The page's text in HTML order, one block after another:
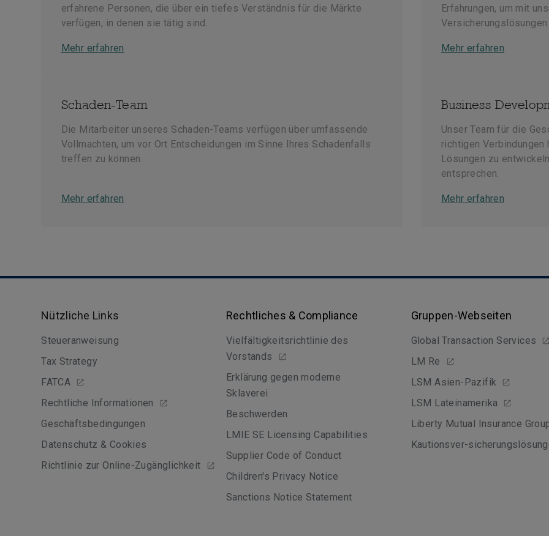
erfahrene Personen, die über ein tiefes Verständnis für die Märkte
verfügen, in denen sie tätig sind.
Mehr erfahren
Erfahrungen, um mit
Mehr erfahren
Schaden-Team
Die Mitarbeiter unseres Schaden-Teams verfügen über umfassende
Vollmachten, um vor Ort Entscheidungen im Sinne Ihres Schadenfalls
treffen zu können.
Mehr erfahren
Business
Unser Team für die
richtigen Verbindungen
Lösungen zu
entsprechen.
Mehr erfahren
Nützliche Links
Steueranweisung
Tax Strategy
FATCA
Rechtliche Informationen
Geschäftsbedingungen
Datenschutz & Cookies
Richtlinie zur Online-Zugänglichkeit
Rechtliches & Compliance
Vielfältigkeitsrichtlinie des
Vorstands
Erklärung gegen moderne
Sklaverei
Beschwerden
LMIE SE Licensing Capabilities
Supplier Code of Conduct
Children's Privacy Notice
Sanctions Notice Statement
Gruppen-Webseiten
Global Transaction Services
LM Re
LSM Asien-Pazifik
LSM Lateinamerika
Liberty Mutual Insurance
Kautionsver-